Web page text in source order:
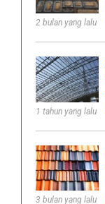
2 bulan yang lalu
1 tahun yang lalu
3 bulan yang lalu